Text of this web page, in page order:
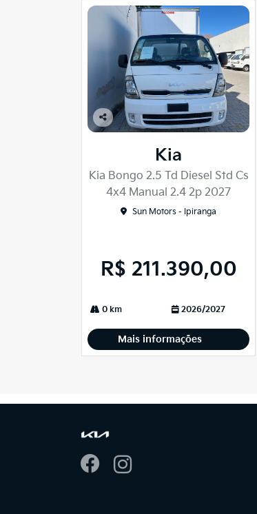
Co
Kia
Kia Bongo 2.5 Td Diesel Std Cs
4x4 Manual 2.4 2p 2027
Sun Motors - Ipiranga
R$ 211.390,00
0 km 2026/2027
Mais informações